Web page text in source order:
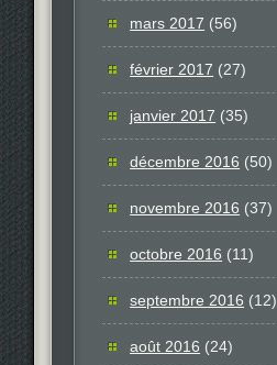
mars 2017 (56)
février 2017 (27)
janvier 2017 (35)
décembre 2016 (50)
novembre 2016 (37)
octobre 2016 (11)
septembre 2016 (12)
août 2016 (24)